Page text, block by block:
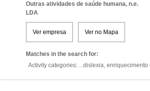
Outras atividades de saúde humana, n.e.
LDA
Ver empresa Ver no Mapa
Matches in the search for:
Activity categories: ...dislexia, enriquecimento